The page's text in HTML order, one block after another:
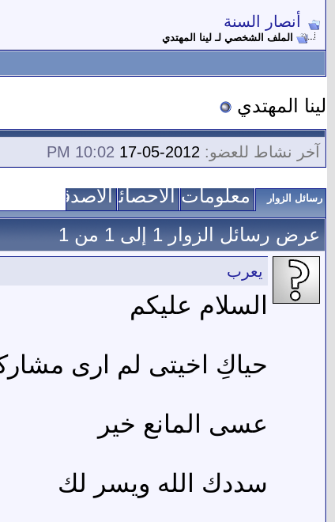
أنصار السنة
الملف الشخصي لـ لينا المهتدي
لينا المهتدي
آخر نشاط للعضو: 10:02 PM
رسائل الزوار معلومات عنيالاحصائياتالأصدقاء
عرض رسائل الزوار 1 إلى
1من1
يعرب
السلام عليكم
حياكِ اخيتى لم ارى
عسى المانع خير
سددك الله ويسر لك